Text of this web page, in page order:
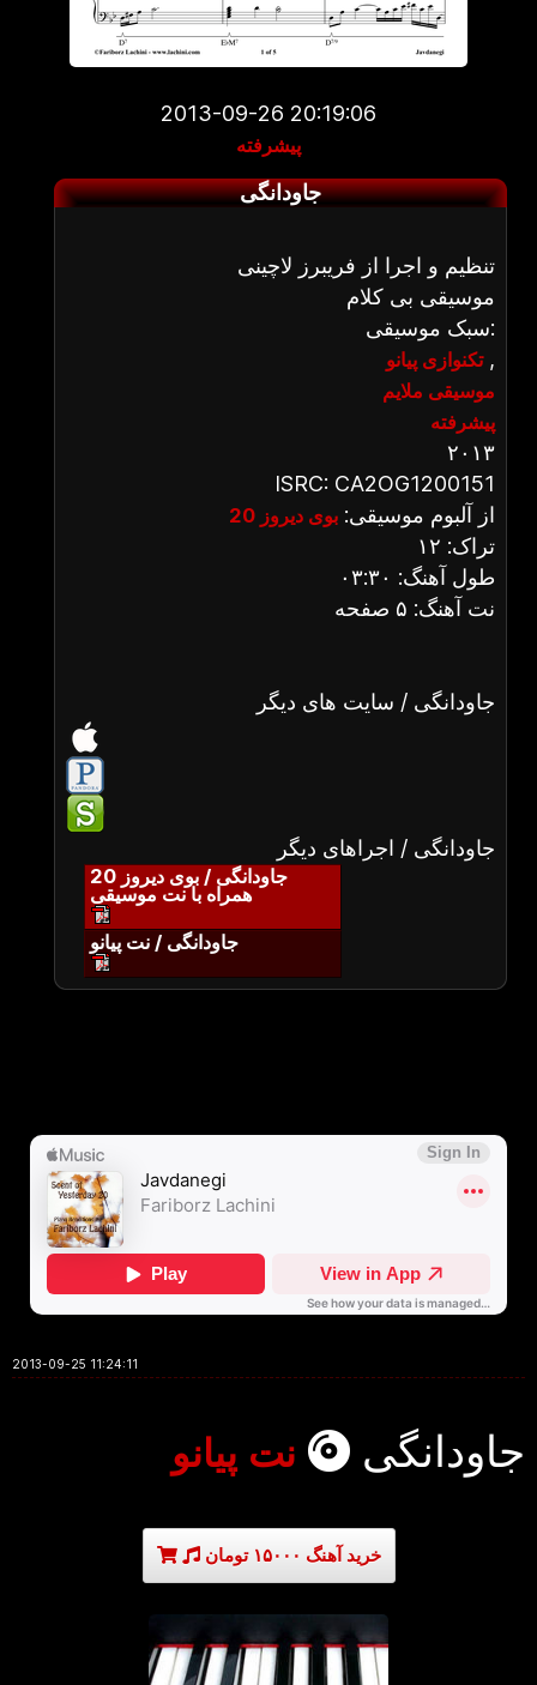
2013-09-26 20:19:06
پیشرفته
جاودانگی
تنظیم و اجرا از فریبرز لاچینی
موسیقی بی کلام
سبک موسیقی:
تکنوازی پیانو,
موسیقی ملایم
پیشرفته
۲۰۱۳
ISRC: CA2OG1200151
از آلبوم موسیقی: بوی دیروز 20
تراک: ۱۲
طول آهنگ: ۰۳:۳۰
نت آهنگ: ۵ صفحه
جاودانگی / سایت های دیگر
جاودانگی / اجراهای دیگر
جاودانگی / بوی دیروز 20
همراه با نت موسیقی
جاودانگی / نت پیانو
2013-09-25 11:24:11
جاودانگی نت پیانو
خرید آهنگ ۱۵۰۰۰ تومان